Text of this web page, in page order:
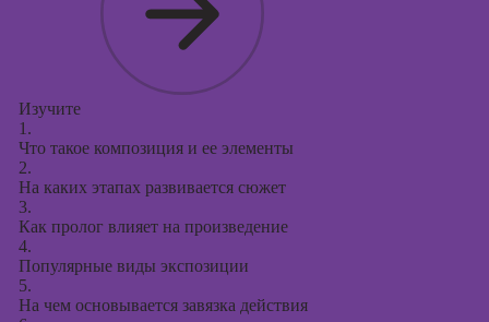
Изучите
1.
Что такое композиция и ее элементы
2.
На каких этапах развивается сюжет
3.
Как пролог влияет на произведение
4.
Популярные виды экспозиции
5.
На чем основывается завязка действия